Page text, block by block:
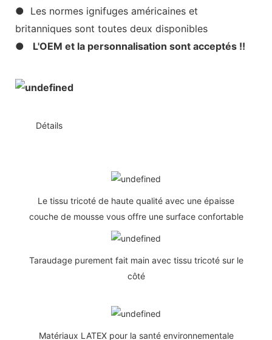
● Les normes ignifuges américaines et
britanniques sont toutes deux disponibles
●
L'OEM et la personnalisation sont acceptés !!
Détails
Le tissu tricoté de haute qualité avec une épaisse
couche de mousse vous offre une surface confortable
Taraudage purement fait main avec tissu tricoté sur le
côté
Matériaux LATEX pour la santé environnementale